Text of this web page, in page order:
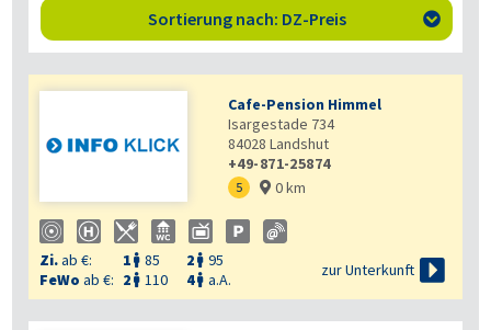
Sortierung nach: DZ-Preis 
Cafe-Pension Himmel
Isargestade 734
84028 Landshut
+49-871-25874
5  0 km
Zi.ab €: 1  85 2  95
FeWo ab €: 2  110 4 a.A.
zur Unterkunft 